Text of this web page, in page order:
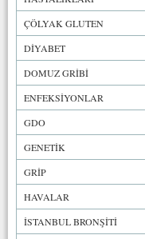
ÇÖLYAK GLUTEN
DİYABET
DOMUZ GRİBİ
ENFEKSİYONLAR
GDO
GENETİK
GRİP
HAVALAR
İSTANBUL BRONŞİTİ